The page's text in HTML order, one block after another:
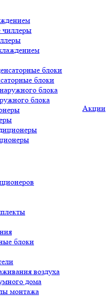
блоки
блока
блоки
воздуха
дома
Акции